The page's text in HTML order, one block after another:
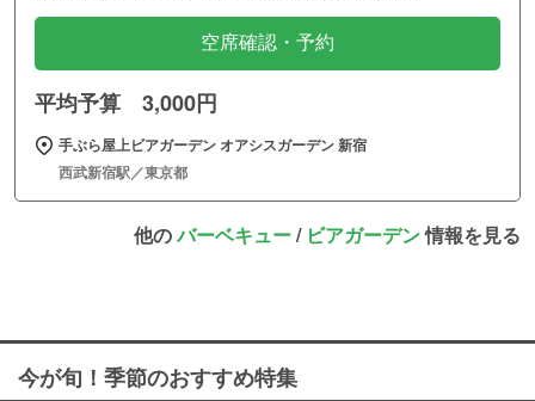
空席確認・予約
平均予算 3,000円
手ぶら屋上ビアガーデン オアシスガーデン 新宿
西武新宿駅／東京都
他のバーベキュー/ ビアガーデン情報を見る
今が旬！季節のおすすめ特集